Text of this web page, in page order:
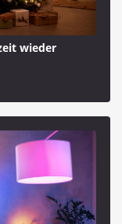
wieder